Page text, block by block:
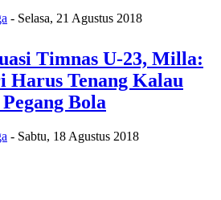
- Selasa, 21 Agustus 2018
Timnas U-23, Milla:
Harus Tenang Kalau
Bola
- Sabtu, 18 Agustus 2018